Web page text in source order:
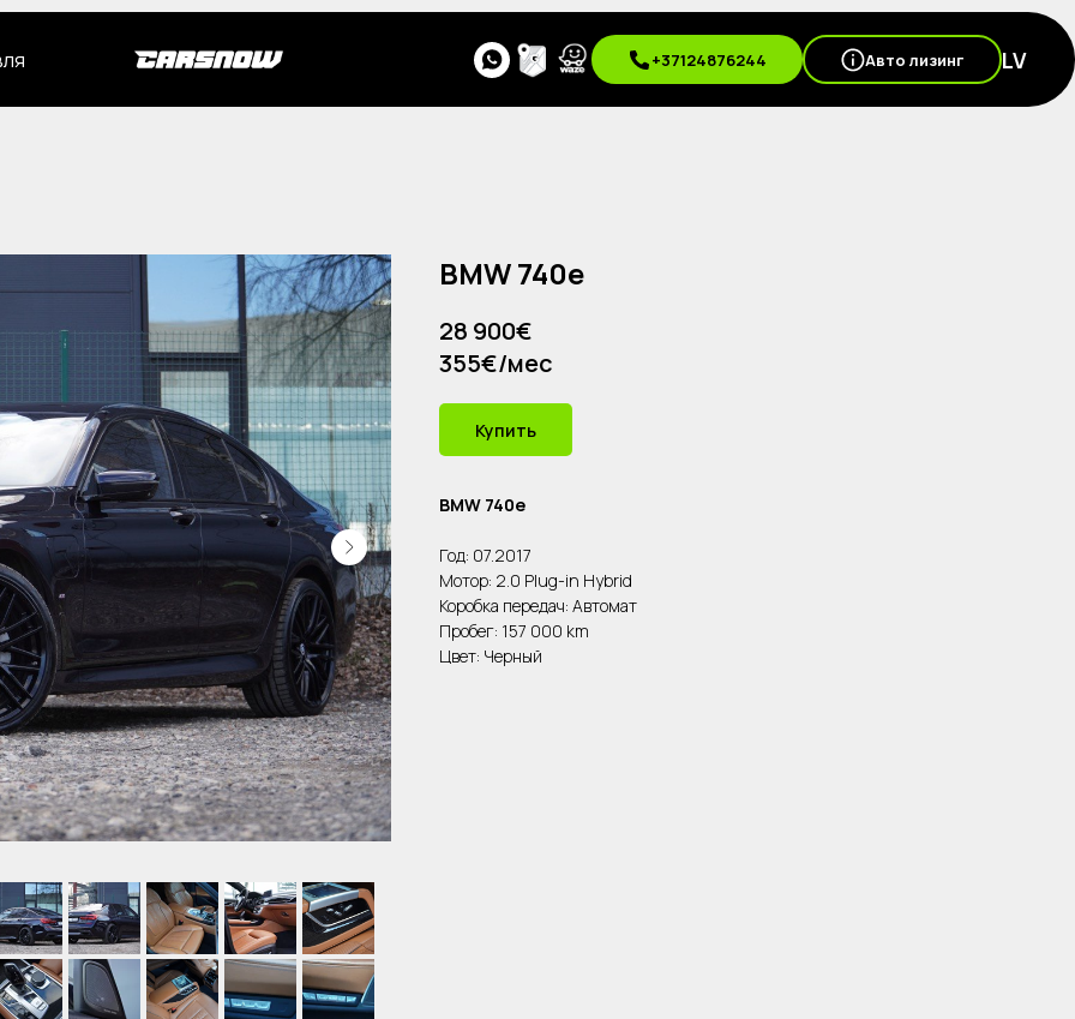
+37124876244 Авто лизинг LV
BMW 740e
28 900€
355€/мес
Купить
BMW 740e
Год: 07.2017
Мотор: 2.0 Plug-in Hybrid
Коробка передач: Автомат
Пробег: 157 000 km
Цвет: Черный